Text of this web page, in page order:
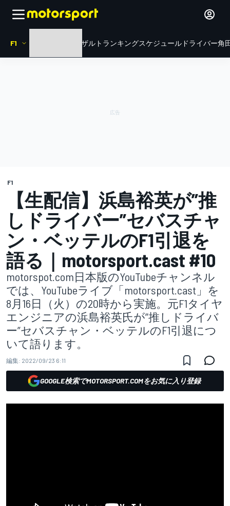
F1 リザルト ランキングスケジュール ドライバー角
F1
【生配信】浜島裕英が”推
しドライバー”セバスチャ
ン・ベッテルのF1引退を
語る｜motorsport.cast #10
motorspot.com日本版のYouTubeチャンネル
では、YouTubeライブ「motorsport.cast」を
8月16日（火）の20時から実施。元F1タイヤ
エンジニアの浜島裕英氏が”推しドライバ
ー”セバスチャン・ベッテルのF1引退につ
いて語ります。
編集: 2022/09/23 6:11
GOOGLE検索でMOTORSPORT.COMをお気に入り登録